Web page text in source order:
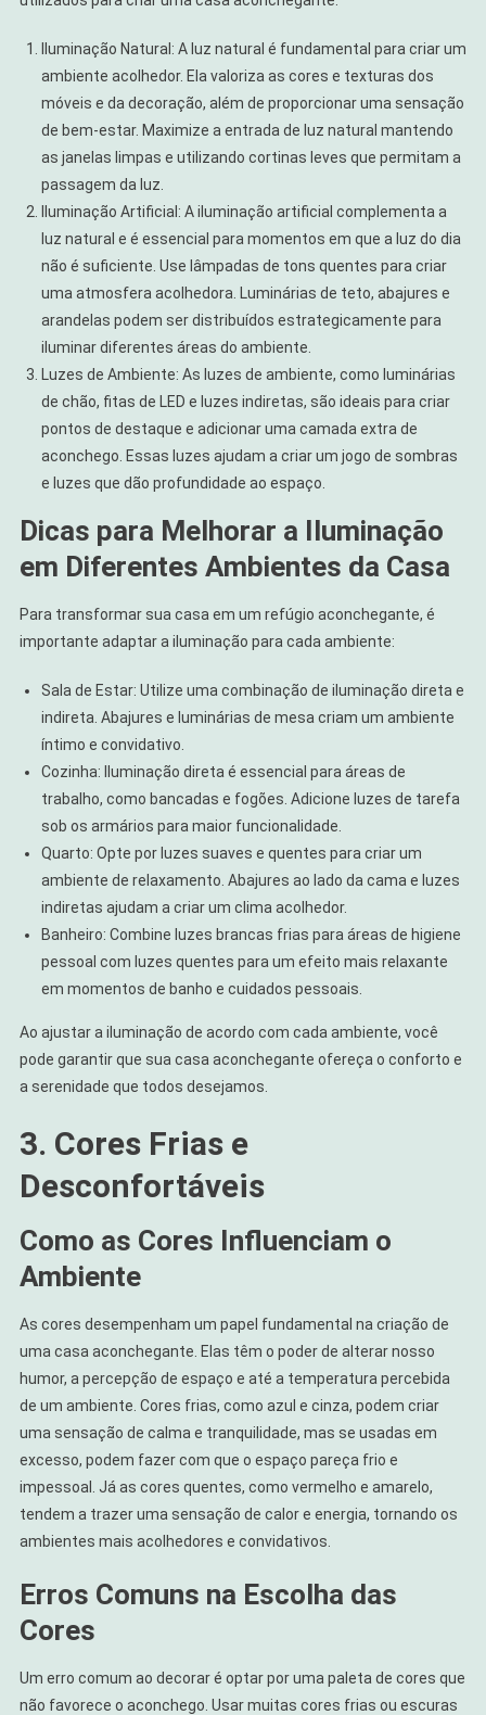
Iluminação Natural: A luz natural é fundamental para criar um
ambiente acolhedor. Ela valoriza as cores e texturas dos
móveis e da decoração, além de proporcionar uma sensação
de bem-estar. Maximize a entrada de luz natural mantendo
as janelas limpas e utilizando cortinas leves que permitam a
passagem da luz.
Iluminação Artificial: A iluminação artificial complementa a
luz natural e é essencial para momentos em que a luz do dia
não é suficiente. Use lâmpadas de tons quentes para criar
uma atmosfera acolhedora. Luminárias de teto, abajures e
arandelas podem ser distribuídos estrategicamente para
iluminar diferentes áreas do ambiente.
Luzes de Ambiente: As luzes de ambiente, como luminárias
de chão, fitas de LED e luzes indiretas, são ideais para criar
pontos de destaque e adicionar uma camada extra de
aconchego. Essas luzes ajudam a criar um jogo de sombras
e luzes que dão profundidade ao espaço.
Dicas para Melhorar a Iluminação
em Diferentes Ambientes da Casa
Para transformar sua casa em um refúgio aconchegante, é
importante adaptar a iluminação para cada ambiente:
Sala de Estar: Utilize uma combinação de iluminação direta e
indireta. Abajures e luminárias de mesa criam um ambiente
íntimo e convidativo.
Cozinha: Iluminação direta é essencial para áreas de
trabalho, como bancadas e fogões. Adicione luzes de tarefa
sob os armários para maior funcionalidade.
Quarto: Opte por luzes suaves e quentes para criar um
ambiente de relaxamento. Abajures ao lado da cama e luzes
indiretas ajudam a criar um clima acolhedor.
Banheiro: Combine luzes brancas frias para áreas de higiene
pessoal com luzes quentes para um efeito mais relaxante
em momentos de banho e cuidados pessoais.
Ao ajustar a iluminação de acordo com cada ambiente, você
pode garantir que sua casa aconchegante ofereça o conforto e
a serenidade que todos desejamos.
3. Cores Frias e
Desconfortáveis
Como as Cores Influenciam o
Ambiente
As cores desempenham um papel fundamental na criação de
uma casa aconchegante. Elas têm o poder de alterar nosso
humor, a percepção de espaço e até a temperatura percebida
de um ambiente. Cores frias, como azul e cinza, podem criar
uma sensação de calma e tranquilidade, mas se usadas em
excesso, podem fazer com que o espaço pareça frio e
impessoal. Já as cores quentes, como vermelho e amarelo,
tendem a trazer uma sensação de calor e energia, tornando os
ambientes mais acolhedores e convidativos.
Erros Comuns na Escolha das
Cores
Um erro comum ao decorar é optar por uma paleta de cores que
não favorece o aconchego. Usar muitas cores frias ou escuras